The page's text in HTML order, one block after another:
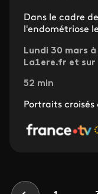
Dans le cadre
l'endométriose
Lundi 30 mars
La1ere.fr et
52 min
Portraits
Pagination